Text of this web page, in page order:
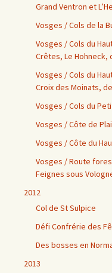
Grand Ventron et
Vosges / Cols de la
Vosges / Cols du
Crêtes, Le Hohneck,
Vosges / Cols du
Croix des Moinats,
Vosges / Cols du
Vosges / Côte de
Vosges / Côte du
Vosges / Route
Feignes sous
2012
Col de St Sulpice
Défi Confrérie des
Des bosses en
2013